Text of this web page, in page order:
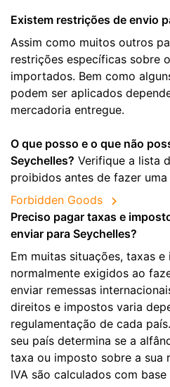
Existem restrições de envio
Assim como muitos outros
restrições específicas sobre
importados. Bem como
podem ser aplicados
mercadoria entregue.
O que posso e o que não
Seychelles? Verifique a lista
proibidos antes de fazer uma
Forbidden Goods
Preciso pagar taxas e
enviar para Seychelles?
Em muitas situações, taxas
normalmente exigidos ao
enviar remessas
direitos e impostos varia
regulamentação de cada
seu país determina se a
taxa ou imposto sobre a sua
IVA são calculados com